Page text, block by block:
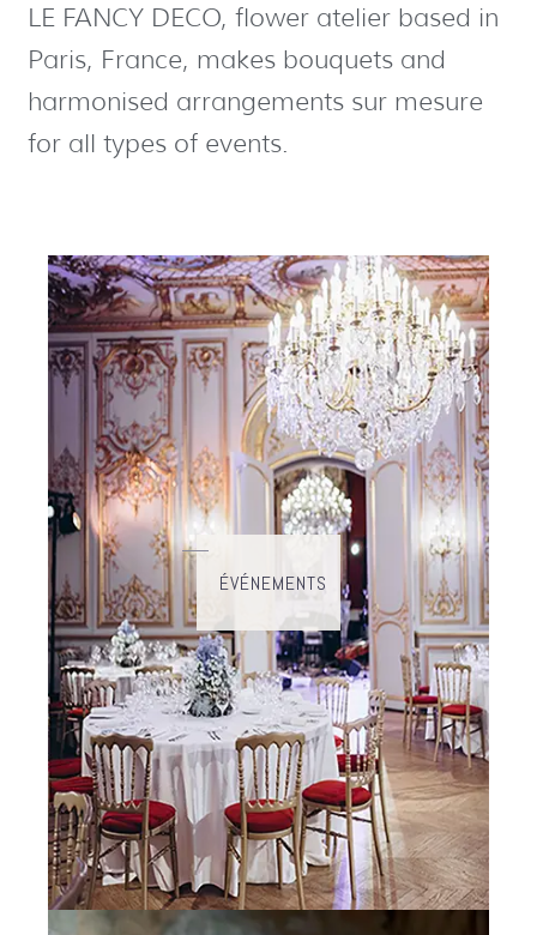
LE FANCY DECO, flower atelier based in
Paris, France, makes bouquets and
harmonised arrangements sur mesure
for all types of events.​
ÉVÉNEMENTS